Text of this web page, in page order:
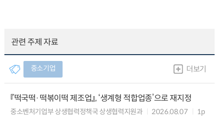
관련 주제 자료
중소기업 더보기
『떡국떡·떡볶이떡 제조업』, ‘생계형 적합업종’으로 재지정
중소벤처기업부 상생협력정책국 상생협력지원과 2026.08.07 1p